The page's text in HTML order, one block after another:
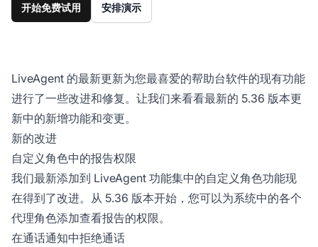
开始免费试用 安排演示
LiveAgent 的最新更新为您最喜爱的帮助台软件的现有功能
进行了一些改进和修复。让我们来看看最新的 5.36 版本更
新中的新增功能和变更。
新的改进
自定义角色中的报告权限
我们最新添加到 LiveAgent 功能集中的自定义角色功能现
在得到了改进。从 5.36 版本开始，您可以为系统中的各个
代理角色添加查看报告的权限。
在通话通知中拒绝通话